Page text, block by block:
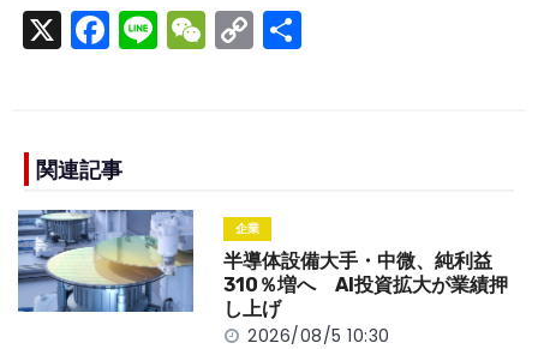
X F
a
e
b
o
o
k
Li
n
W
e
C
o
n
k
関連記事
企業
半導体設備大手・中微、純利益
310％増へ AI投資拡大が業績押
し上げ
2026/08/5 10:30